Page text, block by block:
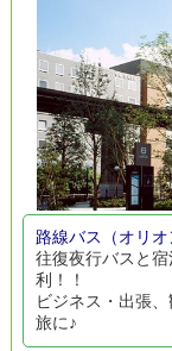
路線バス（オリ
往復夜行バスと
利！！
ビジネス・出張
旅に♪